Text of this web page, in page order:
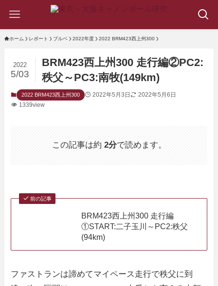
ホーム レポート ブルベ 2022年度 2022 BRM423西上州300
BRM423西上州300 走行編②PC2:
秩父～PC3:南牧(149km)
2022
5/03
2022 BRM423西上州300 2022年5月3日
2022年5月6日
1339view
この記事は約 2分で読めます。
前の記事
BRM423西上州300 走行編
①START:二子玉川～PC2:秩父
(94km)
ファストランは諦めてマイペース走行で秩父に到